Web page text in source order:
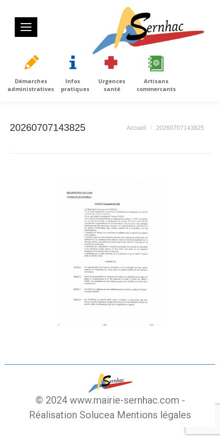
Démarches
administratives
Infos
pratiques
Urgences
santé
Artisans
commercants
20260707143825 Vous êtes ici :
Accueil 20260707143825
© 2024 www.mairie-sernhac.com -
Réalisation Solucea Mentions légales